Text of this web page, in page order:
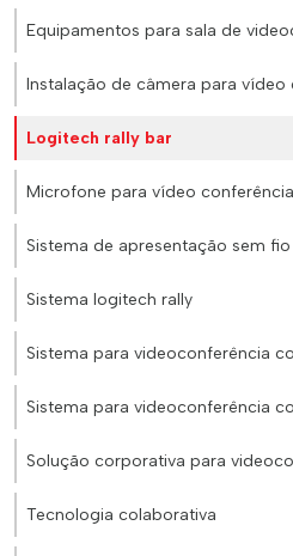
Equipamentos para sala de
Instalação de câmera para vídeo
Logitech rally bar
Microfone para vídeo conferência
Sistema de apresentação sem fio
Sistema logitech rally
Sistema para videoconferência
Sistema para videoconferência
Solução corporativa para
Tecnologia colaborativa